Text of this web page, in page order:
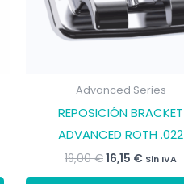
Advanced Series
REPOSICIÓN BRACKET
ADVANCED ROTH .022
19,00€El
16,15 € El
Sin IVA